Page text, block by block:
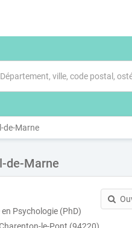
de-Marne
de-Marne
Psychologie (PhD)